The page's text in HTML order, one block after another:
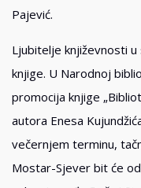
Pajević.
Ljubitelje književnosti
knjige. U Narodnoj
promocija knjige
autora Enesa
večernjem terminu,
Mostar-Sjever bit će